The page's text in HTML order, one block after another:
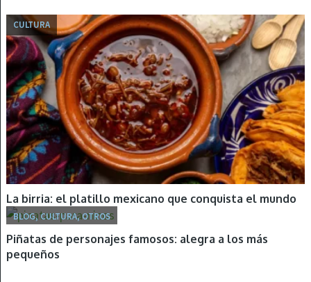
CULTURA
La birria: el platillo mexicano que conquista el mundo
BLOG, CULTURA, OTROS
Piñatas de personajes famosos: alegra a los más
pequeños